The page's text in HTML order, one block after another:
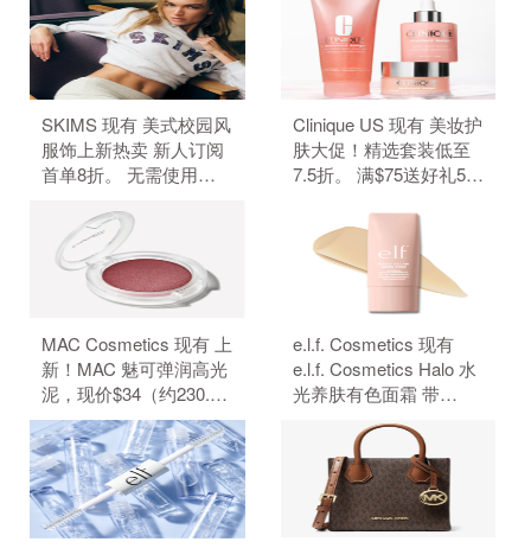
码：BTS。
+水感卸妆油） 订单满
$110赠正装橘子眼霜+精
华唇蜜#Bare Pink，需
要使用优惠码：
55EXTRA。
SKIMS 现有 美式校园风
服饰上新热卖 新人订阅
首单8折。 无需使用优
Clinique US 现有 美妆护
肤大促！精选套装低至
7.5折。 满$75送好礼5
件。 无需使用优惠码。
MAC Cosmetics 现有 上
新！MAC 魅可弹润高光
泥，现价$34（约230.29
元）。 无需使用优惠
码。
e.l.f. Cosmetics 现有
e.l.f. Cosmetics Halo 水
光养肤有色面霜 带
SPF50 防晒，原价
$18，现特价$14（约
94.83元）。 无需使用优
惠码。